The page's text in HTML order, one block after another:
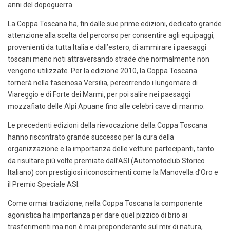
anni del dopoguerra.
La Coppa Toscana ha, fin dalle sue prime edizioni, dedicato grande
attenzione alla scelta del percorso per consentire agli equipaggi,
provenienti da tutta Italia e dall’estero, di ammirare i paesaggi
toscani meno noti attraversando strade che normalmente non
vengono utilizzate. Per la edizione 2010, la Coppa Toscana
tornerà nella fascinosa Versilia, percorrendo i lungomare di
Viareggio e di Forte dei Marmi, per poi salire nei paesaggi
mozzafiato delle Alpi Apuane fino alle celebri cave di marmo.
Le precedenti edizioni della rievocazione della Coppa Toscana
hanno riscontrato grande successo per la cura della
organizzazione e la importanza delle vetture partecipanti, tanto
da risultare più volte premiate dall’ASI (Automotoclub Storico
Italiano) con prestigiosi riconoscimenti come la Manovella d’Oro e
il Premio Speciale ASI.
Come ormai tradizione, nella Coppa Toscana la componente
agonistica ha importanza per dare quel pizzico di brio ai
trasferimenti ma non è mai preponderante sul mix di natura,